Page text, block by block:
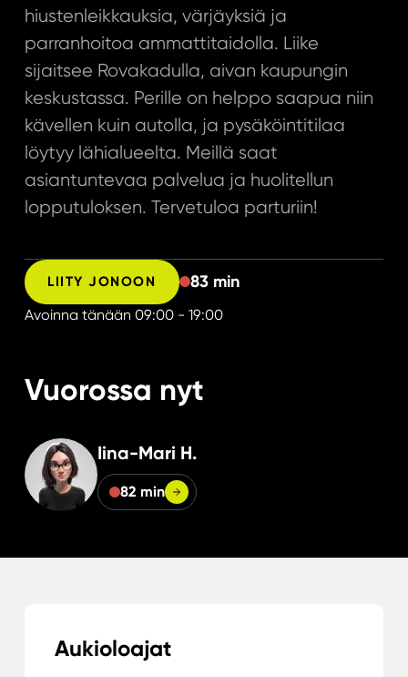
hiustenleikkauksia, värjäyksiä ja
parranhoitoa ammattitaidolla. Liike
sijaitsee Rovakadulla, aivan kaupungin
keskustassa. Perille on helppo saapua niin
kävellen kuin autolla, ja pysäköintitilaa
löytyy lähialueelta. Meillä saat
asiantuntevaa palvelua ja huolitellun
lopputuloksen. Tervetuloa parturiin!
LIITY JONOON 83 min
Avoinna tänään 09:00 - 19:00
Vuorossa nyt
Iina-Mari H.
82 min
Aukioloajat